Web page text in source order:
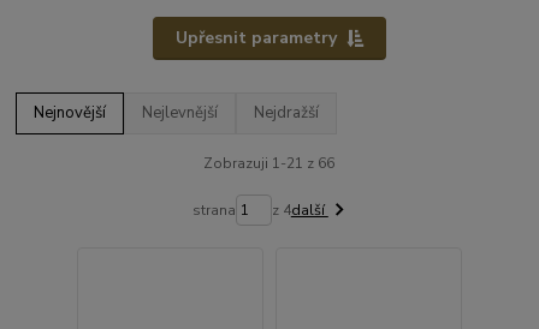
Upřesnit parametry
Nejnovější Nejlevnější Nejdražší
Zobrazuji 1-21 z 66
strana z 4další